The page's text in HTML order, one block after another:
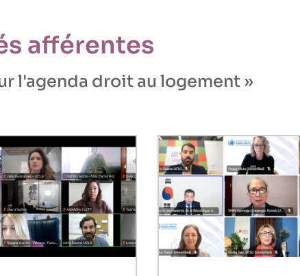
afférentes
l'agenda droit au logement »